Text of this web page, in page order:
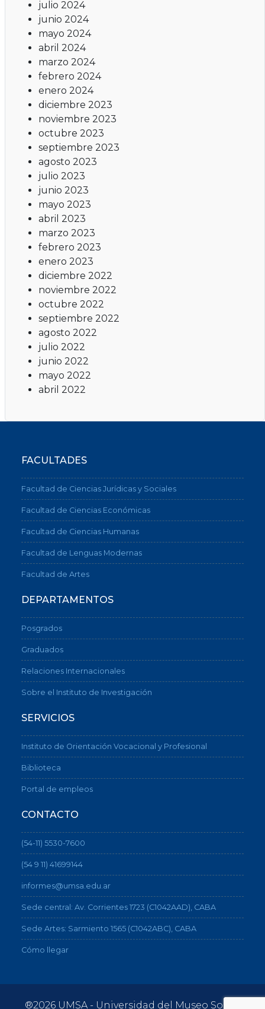
julio 2024
junio 2024
mayo 2024
abril 2024
marzo 2024
febrero 2024
enero 2024
diciembre 2023
noviembre 2023
octubre 2023
septiembre 2023
agosto 2023
julio 2023
junio 2023
mayo 2023
abril 2023
marzo 2023
febrero 2023
enero 2023
diciembre 2022
noviembre 2022
octubre 2022
septiembre 2022
agosto 2022
julio 2022
junio 2022
mayo 2022
abril 2022
FACULTADES
Facultad de Ciencias Jurídicas y Sociales
Facultad de Ciencias Económicas
Facultad de Ciencias Humanas
Facultad de Lenguas Modernas
Facultad de Artes
DEPARTAMENTOS
Posgrados
Graduados
Relaciones Internacionales
Sobre el Instituto de Investigación
SERVICIOS
Instituto de Orientación Vocacional y Profesional
Biblioteca
Portal de empleos
CONTACTO
(54-11) 5530-7600
(54 9 11) 41699144
informes@umsa.edu.ar
Sede central: Av. Corrientes 1723 (C1042AAD), CABA
Sede Artes: Sarmiento 1565 (C1042ABC), CABA
Cómo llegar
®2026 UMSA - Universidad del Museo Social